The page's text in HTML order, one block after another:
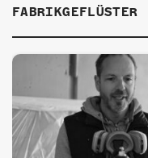
INFOS
KONTAKT
ÜBER UNS
GÖNNEREI
FABRIKGEFLÜSTER